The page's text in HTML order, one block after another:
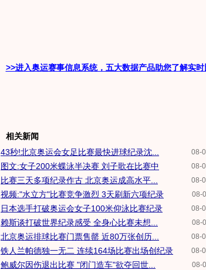
>>进入奥运赛事信息系统，五大数据产品助您了解实
相关新闻
08-
43秒!北京奥运会女足比赛最快进球纪录沈...
08-
图文:女子200米蝶泳半决赛 刘子歌在比赛中
08-
比赛三天多项纪录作古 北京奥运成高水平...
08-
视频:"水立方"比赛竞争激烈 3天刷新六项纪录
08-
日本选手打破奥运会女子100米仰泳比赛纪录
08-
赖斯谈打破世界纪录感受 全身心比赛未想...
08-
北京奥运排球比赛门票售罄 近80万张创历...
08-
铁人兰帕德独一无二 连续164场比赛出场创纪录
08-
鲍威尔因伤退出比赛 "闭门造车"欲夺回世...